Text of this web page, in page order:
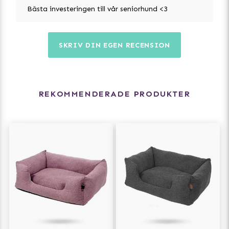
kompletterar din stil och interiören i ditt hem. Fantail
är engagerade i hållbarhet och minimerar vår
innebär att deras ansvarsfulla produkter inte behöver
Bästa investeringen till vår seniorhund <3
SKRIV DIN EGEN RECENSION
REKOMMENDERADE PRODUKTER